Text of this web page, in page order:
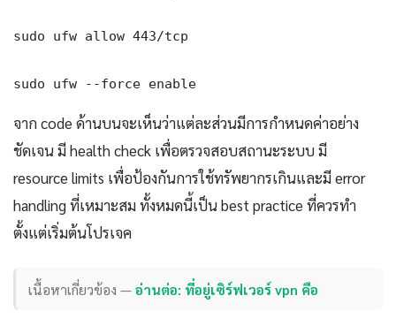
sudo ufw allow 443/tcp
sudo ufw --force enable
จาก code ด้านบนจะเห็นว่าแต่ละส่วนมีการกำหนดค่าอย่าง
ชัดเจน มี health check เพื่อตรวจสอบสถานะระบบ มี
resource limits เพื่อป้องกันการใช้ทรัพยากรเกินและมี error
handling ที่เหมาะสม ทั้งหมดนี้เป็น best practice ที่ควรทำ
ตั้งแต่เริ่มต้นโปรเจค
เนื้อหาเกี่ยวข้อง —อ่านต่อ: ที่อยู่เซิร์ฟเวอร์ vpn คือ